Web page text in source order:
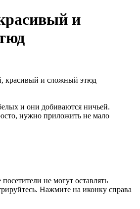
и
и они добиваются ничьей.
нужно приложить не мало
не могут оставлять
Нажмите на иконку справа